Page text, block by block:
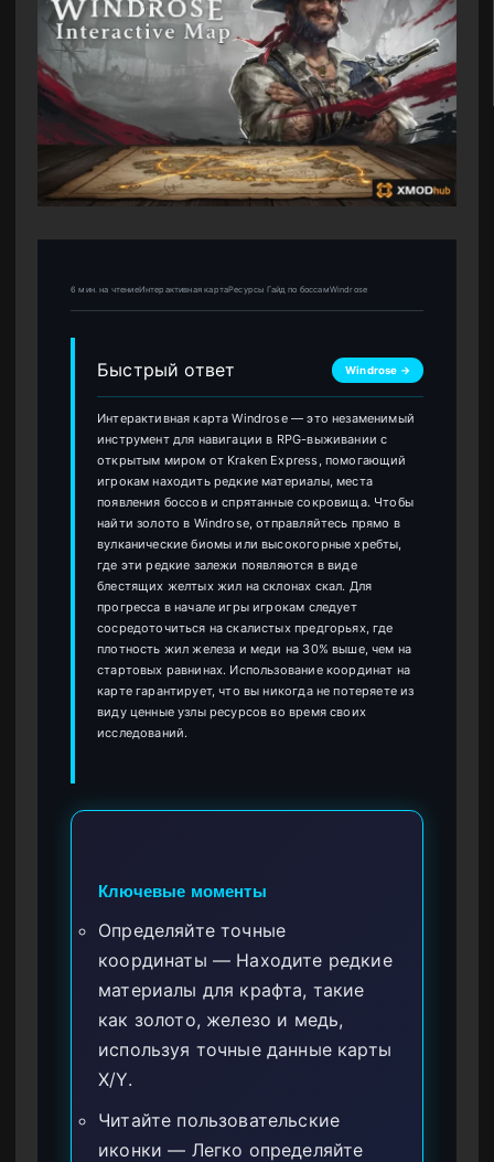
6 мин. на чтениеИнтерактивная картаРесурсы Гайд по боссамWindrose
Быстрый ответ Windrose →
Интерактивная карта Windrose — это незаменимый
инструмент для навигации в RPG-выживании с
открытым миром от Kraken Express, помогающий
игрокам находить редкие материалы, места
появления боссов и спрятанные сокровища. Чтобы
найти золото в Windrose, отправляйтесь прямо в
вулканические биомы или высокогорные хребты,
где эти редкие залежи появляются в виде
блестящих желтых жил на склонах скал. Для
прогресса в начале игры игрокам следует
сосредоточиться на скалистых предгорьях, где
плотность жил железа и меди на 30% выше, чем на
стартовых равнинах. Использование координат на
карте гарантирует, что вы никогда не потеряете из
виду ценные узлы ресурсов во время своих
исследований.
Ключевые моменты
Определяйте точные
координаты — Находите редкие
материалы для крафта, такие
как золото, железо и медь,
используя точные данные карты
X/Y.
Читайте пользовательские
иконки — Легко определяйте